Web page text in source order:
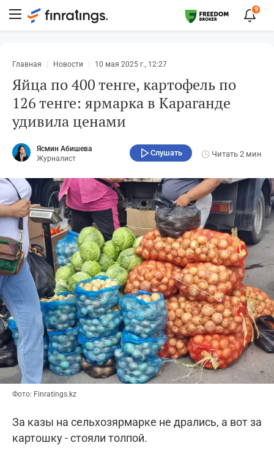
9
Главная Новости 10 мая 2025 г., 12:27
Яйца по 400 тенге, картофель по
126 тенге: ярмарка в Караганде
удивила ценами
Ясмин Абишева
Журналист
Слушать Читать 2 мин
Фото: Finratings.kz
За казы на сельхозярмарке не дрались, а вот за
картошку - стояли толпой.